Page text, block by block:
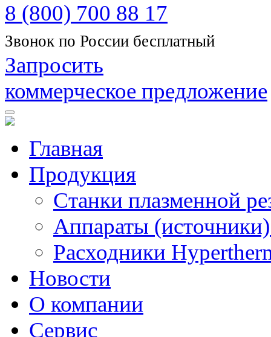
8 (800) 700 88 17
Звонок по России бесплатный
Запросить
коммерческое предложение
Главная
Продукция
Станки плазменной
Аппараты
Расходники
Новости
О компании
Сервис